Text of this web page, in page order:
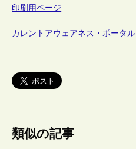
印刷用ページ
カレントアウェアネス・ポータル
類似の記事